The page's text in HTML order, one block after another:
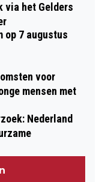
via het Gelders
op 7 augustus
voor
mensen met
Nederland